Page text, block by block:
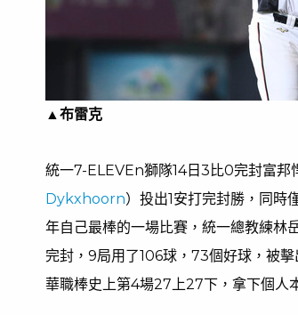
▲布雷克
統一7-ELEVEn獅隊14日3比0完封富邦
Dykxhoorn）投出1安打完封勝，同時
年自己最棒的一場比賽，統一總教練林
完封，9局用了106球，73個好球，被擊
華職棒史上第4場27上27下，拿下個人